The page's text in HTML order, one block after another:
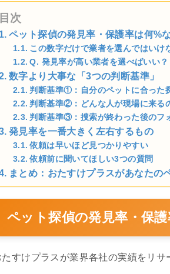
目次
ペット探偵の発見率・保護率は何%
この数字だけで業者を選んではいけ
Q. 発見率が高い業者を選べばいい？
数字より大事な「3つの判断基準」
判断基準①：自分のペットに合った
判断基準②：どんな人が現場に来る
判断基準③：捜索が終わった後のフ
発見率を一番大きく左右するもの
依頼は早いほど見つかりやすい
依頼前に聞いてほしい3つの質問
まとめ：おたすけプラスがあなたの
ペット探偵の発見率・保
たすけプラスが業界各社の実績をリ